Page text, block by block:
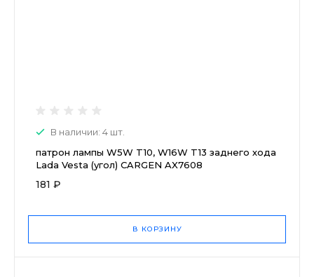
В наличии: 4 шт.
патрон лампы W5W T10, W16W T13 заднего хода
Lada Vesta (угол) CARGEN AX7608
181 ₽
В КОРЗИНУ